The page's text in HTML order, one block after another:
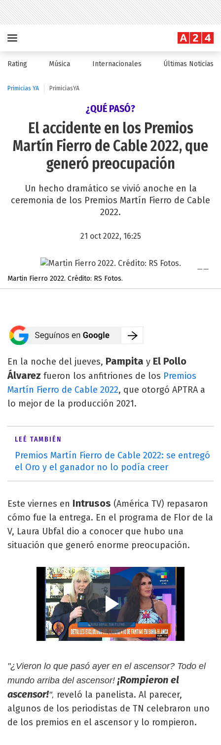
Rating Música Internacionales Últimas Noticias
Primicias YA PrimiciasYA
¿QUÉ PASÓ?
El accidente en los Premios
Martín Fierro de Cable 2022, que
generó preocupación
Un hecho dramático se vivió anoche en la
ceremonia de los Premios Martín Fierro de Cable
2022.
21 oct 2022, 16:25
Martin Fierro 2022. Crédito: RS Fotos.
En la noche del jueves, Pampita y El Pollo
Álvarez fueron los anfitriones de los Premios
Martín Fierro de Cable 2022, que otorgó APTRA a
lo mejor de la producción 2021.
LEÉ TAMBIÉN
Premios Martín Fierro de Cable 2022: se entregó
el Oro y el ganador no lo podía creer
Este viernes en Intrusos (América TV) repasaron
cómo fue la entrega. En el programa de Flor de la
V, Laura Ubfal dio a conocer que hubo una
situación que generó enorme preocupación.
"¿Vieron lo que pasó ayer en el ascensor? Todo el
mundo arriba del ascensor! ¡Rompieron el
ascensor!", reveló la panelista. Al parecer,
algunos de los periodistas de TN celebraron uno
de los premios en el ascensor y lo rompieron.